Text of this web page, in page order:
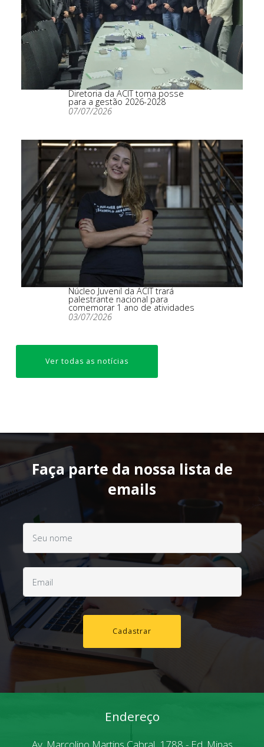
Diretoria da ACIT toma posse
para a gestão 2026-2028
07/07/2026
Núcleo Juvenil da ACIT trará
palestrante nacional para
comemorar 1 ano de atividades
03/07/2026
Ver todas as notícias
Faça parte da nossa lista de
emails
Cadastrar
Endereço